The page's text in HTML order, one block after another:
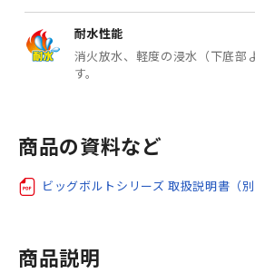
耐水性能
消火放水、軽度の浸水（下底部
す。
商品の資料など
ビッグボルトシリーズ 取扱説明書（別
商品説明